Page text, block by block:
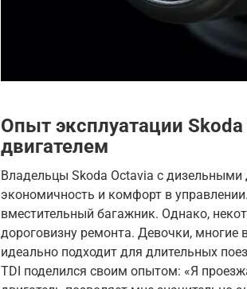
Опыт эксплуатации
двигателем
Владельцы Skoda Octavia с
экономичность и комфорт в
вместительный багажник. Однако,
дороговизну ремонта. Девочки,
идеально подходит для длительных
TDI поделился своим опытом: «Я